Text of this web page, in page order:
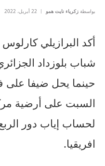
بواسطة زكرياء نايت همو 22 أبريل، 2022
أكد البرازيلي
شباب بلوزداد
حينما يحل ضيفا على
السبت على أرضية
لحساب إياب دور
افريقيا.